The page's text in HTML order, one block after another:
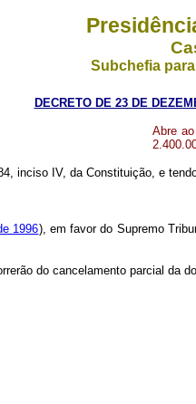
Subchefia
DECRETO DE 23 DE
Abre
inciso IV, da Constituição, e
1996), em favor do Supremo
do cancelamento parcial